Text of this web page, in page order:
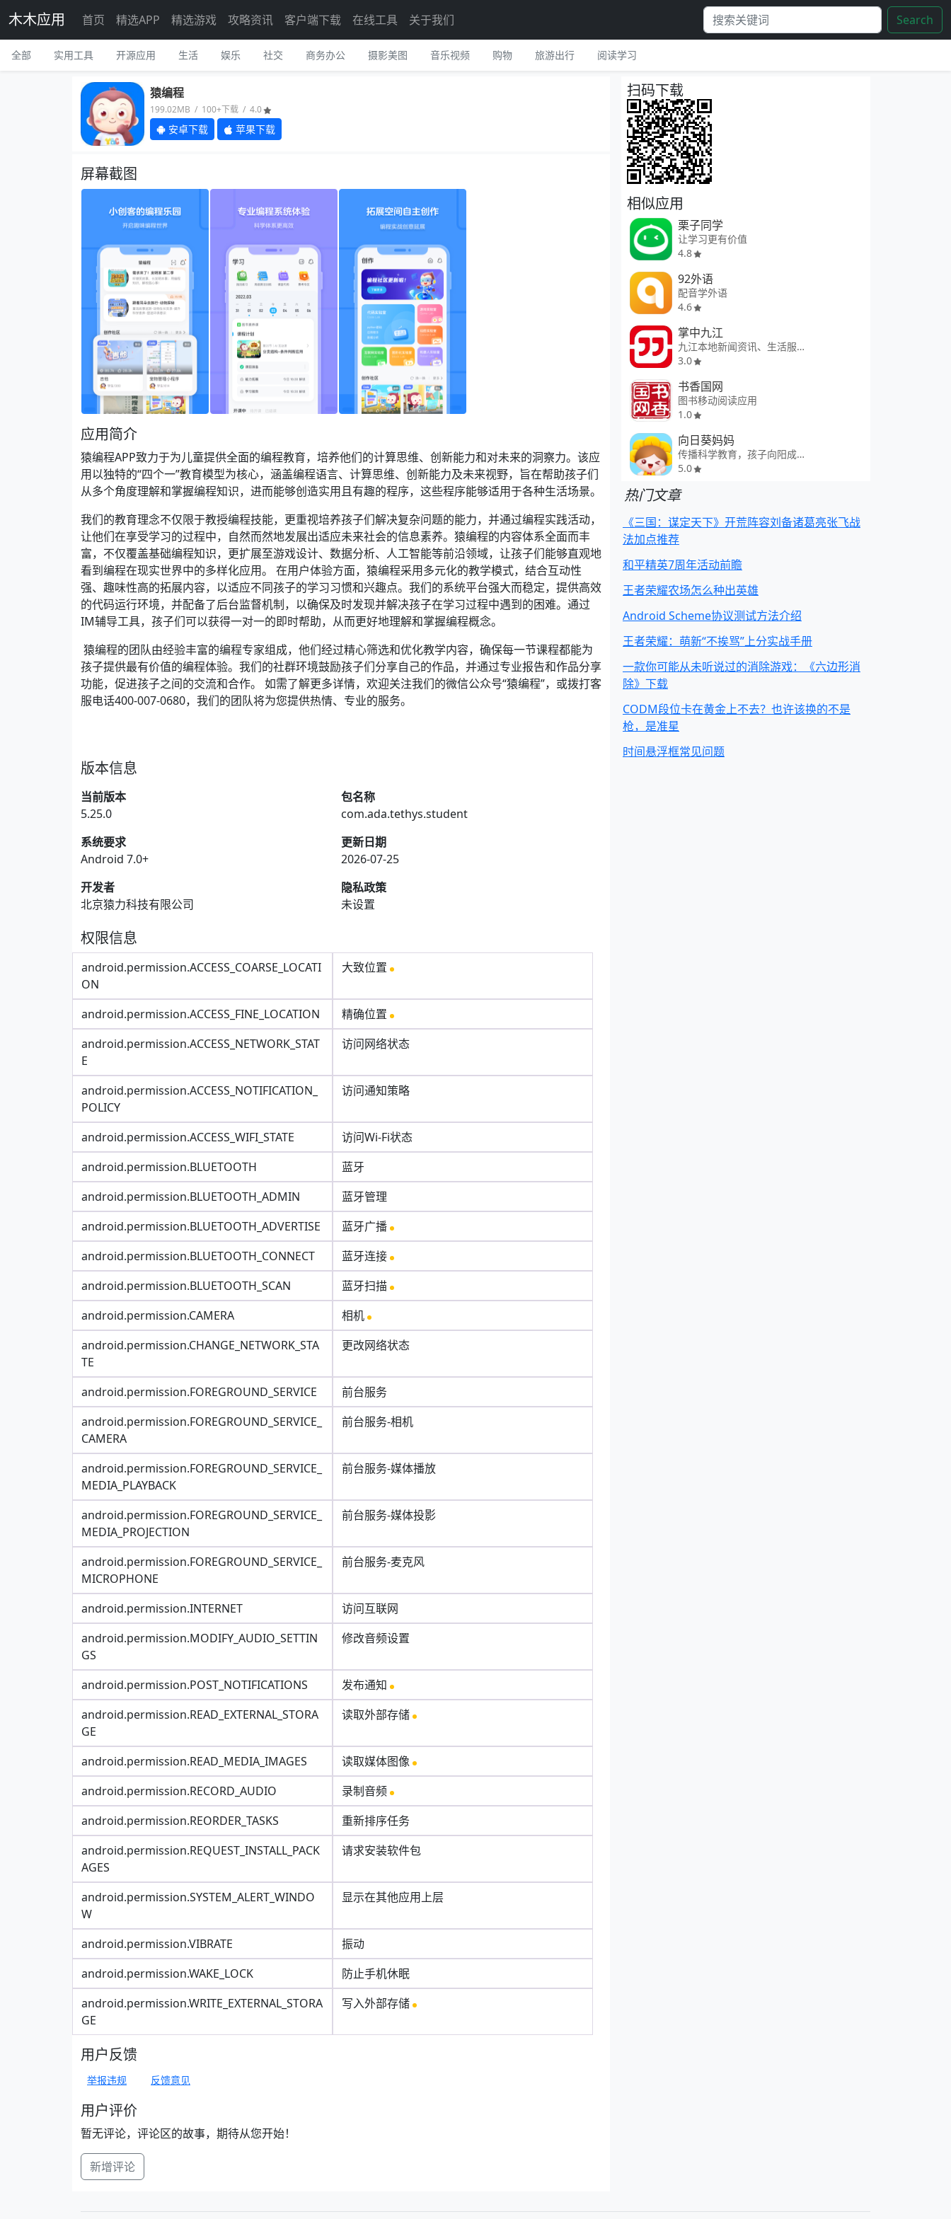
木木应用 首页 精选APP 精选游戏 攻略资讯 客户端下载 在线工具 关于我们 Search
全部 实用工具 开源应用 生活 娱乐 社交 商务办公 摄影美图 音乐视频 购物 旅游出行 阅读学习
猿编程
199.02MB / 100+下载 / 4.0
安卓下载 苹果下载
屏幕截图
应用简介
猿编程APP致力于为儿童提供全面的编程教育，培养他们的计算思维、创新能力和对未来的洞察力。该应
用以独特的“四个一”教育模型为核心，涵盖编程语言、计算思维、创新能力及未来视野，旨在帮助孩子们
从多个角度理解和掌握编程知识，进而能够创造实用且有趣的程序，这些程序能够适用于各种生活场景。
我们的教育理念不仅限于教授编程技能，更重视培养孩子们解决复杂问题的能力，并通过编程实践活动，
让他们在享受学习的过程中，自然而然地发展出适应未来社会的信息素养。猿编程的内容体系全面而丰
富，不仅覆盖基础编程知识，更扩展至游戏设计、数据分析、人工智能等前沿领域，让孩子们能够直观地
看到编程在现实世界中的多样化应用。 在用户体验方面，猿编程采用多元化的教学模式，结合互动性
强、趣味性高的拓展内容，以适应不同孩子的学习习惯和兴趣点。我们的系统平台强大而稳定，提供高效
的代码运行环境，并配备了后台监督机制，以确保及时发现并解决孩子在学习过程中遇到的困难。通过
IM辅导工具，孩子们可以获得一对一的即时帮助，从而更好地理解和掌握编程概念。
猿编程的团队由经验丰富的编程专家组成，他们经过精心筛选和优化教学内容，确保每一节课程都能为
孩子提供最有价值的编程体验。我们的社群环境鼓励孩子们分享自己的作品，并通过专业报告和作品分享
功能，促进孩子之间的交流和合作。 如需了解更多详情，欢迎关注我们的微信公众号“猿编程”，或拨打客
服电话400-007-0680，我们的团队将为您提供热情、专业的服务。
版本信息
当前版本
5.25.0
包名称
com.ada.tethys.student
系统要求
Android 7.0+
更新日期
2026-07-25
开发者
北京猿力科技有限公司
隐私政策
未设置
权限信息
android.permission.ACCESS_COARSE_LOCATI
ON
大致位置
android.permission.ACCESS_FINE_LOCATION
精确位置
android.permission.ACCESS_NETWORK_STAT
E
访问网络状态
android.permission.ACCESS_NOTIFICATION_
POLICY
访问通知策略
android.permission.ACCESS_WIFI_STATE
访问Wi-Fi状态
android.permission.BLUETOOTH
蓝牙
android.permission.BLUETOOTH_ADMIN
蓝牙管理
android.permission.BLUETOOTH_ADVERTISE
蓝牙广播
android.permission.BLUETOOTH_CONNECT
蓝牙连接
android.permission.BLUETOOTH_SCAN
蓝牙扫描
android.permission.CAMERA
相机
android.permission.CHANGE_NETWORK_STA
TE
更改网络状态
android.permission.FOREGROUND_SERVICE
前台服务
android.permission.FOREGROUND_SERVICE_
CAMERA
前台服务-相机
android.permission.FOREGROUND_SERVICE_
MEDIA_PLAYBACK
前台服务-媒体播放
android.permission.FOREGROUND_SERVICE_
MEDIA_PROJECTION
前台服务-媒体投影
android.permission.FOREGROUND_SERVICE_
MICROPHONE
前台服务-麦克风
android.permission.INTERNET
访问互联网
android.permission.MODIFY_AUDIO_SETTIN
GS
修改音频设置
android.permission.POST_NOTIFICATIONS
发布通知
android.permission.READ_EXTERNAL_STORA
GE
读取外部存储
android.permission.READ_MEDIA_IMAGES
读取媒体图像
android.permission.RECORD_AUDIO
录制音频
android.permission.REORDER_TASKS
重新排序任务
android.permission.REQUEST_INSTALL_PACK
AGES
请求安装软件包
android.permission.SYSTEM_ALERT_WINDO
W
显示在其他应用上层
android.permission.VIBRATE
振动
android.permission.WAKE_LOCK
防止手机休眠
android.permission.WRITE_EXTERNAL_STORA
GE
写入外部存储
用户反馈
举报违规 反馈意见
用户评价
暂无评论，评论区的故事，期待从您开始！
新增评论
扫码下载
相似应用
栗子同学
让学习更有价值
4.8
92外语
配音学外语
4.6
掌中九江
九江本地新闻资讯、生活服务平台
3.0
书香国网
图书移动阅读应用
1.0
向日葵妈妈
传播科学教育，孩子向阳成长
5.0
热门文章
《三国：谋定天下》开荒阵容刘备诸葛亮张飞战
法加点推荐
和平精英7周年活动前瞻
王者荣耀农场怎么种出英雄
Android Scheme协议测试方法介绍
王者荣耀：萌新“不挨骂”上分实战手册
一款你可能从未听说过的消除游戏：《六边形消
除》下载
CODM段位卡在黄金上不去？也许该换的不是
枪，是准星
时间悬浮框常见问题